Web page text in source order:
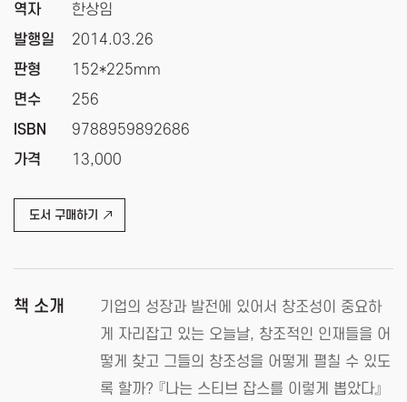
역자
발행일
판형
면수
ISBN
가격
한상임
2014.03.26
152*225mm
256
9788959892686
13,000
도서 구매하기
책 소개
기업의 성장과 발전에 있어서 창조성이 중요하
게 자리잡고 있는 오늘날, 창조적인 인재들을 어
떻게 찾고 그들의 창조성을 어떻게 펼칠 수 있도
록 할까? 『나는 스티브 잡스를 이렇게 뽑았다』